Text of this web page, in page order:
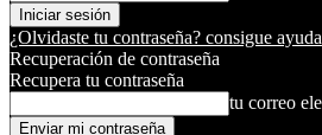
¿Olvidaste tu contraseña? consigue ayuda
Recuperación de contraseña
Recupera tu contraseña
tu correo